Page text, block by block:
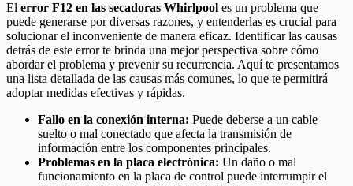
El error F12 en las secadoras Whirlpool es un problema que
puede generarse por diversas razones, y entenderlas es crucial para
solucionar el inconveniente de manera eficaz. Identificar las causas
detrás de este error te brinda una mejor perspectiva sobre cómo
abordar el problema y prevenir su recurrencia. Aquí te presentamos
una lista detallada de las causas más comunes, lo que te permitirá
adoptar medidas efectivas y rápidas.
Fallo en la conexión interna: Puede deberse a un cable
suelto o mal conectado que afecta la transmisión de
información entre los componentes principales.
Problemas en la placa electrónica: Un daño o mal
funcionamiento en la placa de control puede interrumpir el